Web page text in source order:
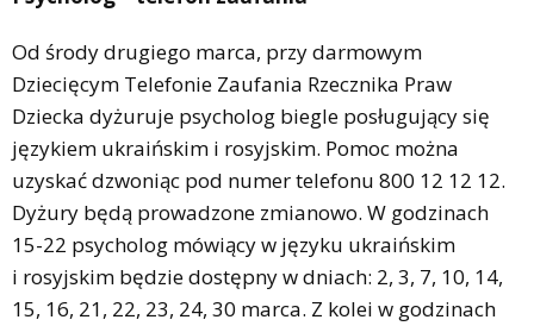
Od środy drugiego marca, przy darmowym
Dziecięcym Telefonie Zaufania Rzecznika Praw
Dziecka dyżuruje psycholog biegle posługujący się
językiem ukraińskim i rosyjskim. Pomoc można
uzyskać dzwoniąc pod numer telefonu 800 12 12 12.
Dyżury będą prowadzone zmianowo. W godzinach
15-22 psycholog mówiący w języku ukraińskim
i rosyjskim będzie dostępny w dniach: 2, 3, 7, 10, 14,
15, 16, 21, 22, 23, 24, 30 marca. Z kolei w godzinach